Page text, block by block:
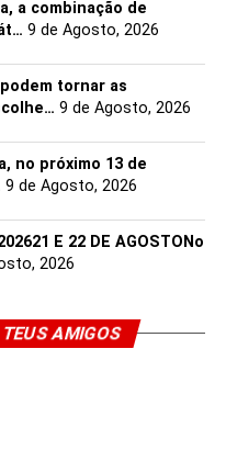
de Artes
Teatral
Teatral
FaaVa
a combinação de
9 de Agosto, 2026
tornar as
9 de Agosto, 2026
no próximo 13 de
9 de Agosto, 2026
E 22 DE AGOSTONo
2026
AMIGOS